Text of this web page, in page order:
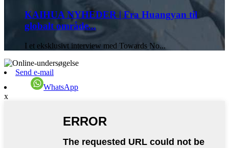
KAIHUA NYHEDER | Fra Huangyan til
globalt område...
I et eksklusivt interview med Towards No...
Send e-mail
WhatsApp
x